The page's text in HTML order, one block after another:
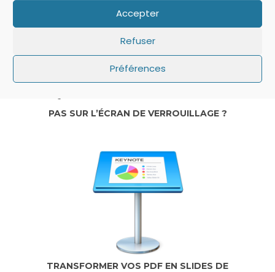
Accepter
Refuser
Préférences
PAS SUR L’ÉCRAN DE VERROUILLAGE ?
TRANSFORMER VOS PDF EN SLIDES DE